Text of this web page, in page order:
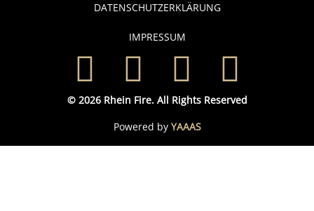
© 2026 Rhein Fire. All Rights Reserved
DATENSCHUTZERKLÄRUNG
IMPRESSUM
Powered by YAAAS